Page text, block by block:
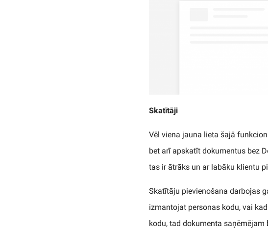
Skatītāji
Vēl viena jauna lieta šajā
bet arī apskatīt dokumentus bez
tas ir ātrāks un ar labāku klientu
Skatītāju pievienošana darbojas
izmantojat personas kodu, vai
kodu, tad dokumenta